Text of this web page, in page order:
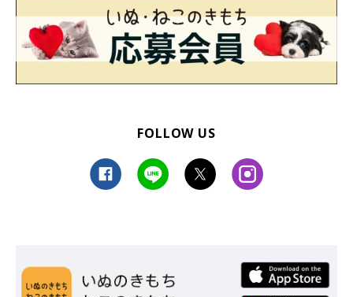
FOLLOW US